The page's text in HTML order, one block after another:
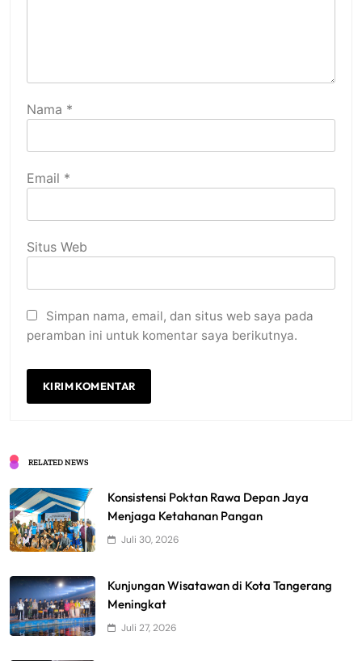
Nama *
Email *
Situs Web
Simpan nama, email, dan situs web saya pada
peramban ini untuk komentar saya berikutnya.
RELATED NEWS
Konsistensi Poktan Rawa Depan Jaya
Menjaga Ketahanan Pangan
Juli 30, 2026
Kunjungan Wisatawan di Kota Tangerang
Meningkat
Juli 27, 2026